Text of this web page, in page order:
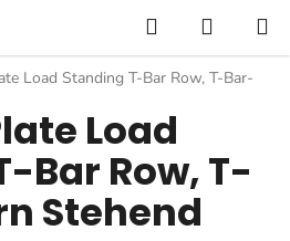
Suchen
Load Standing T-Bar Row, T-Bar-
Load
Bar Row, T-
Stehend